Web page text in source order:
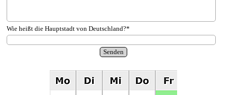
Wie heißt die Hauptstadt von Deutschland?*